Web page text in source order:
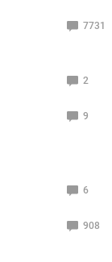
7731
2
9
6
908